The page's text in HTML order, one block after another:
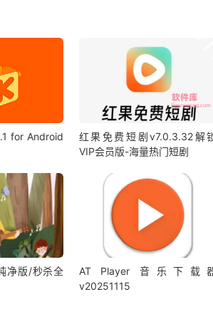
for Android
红果免费短剧v7.0.3.32解
VIP会员版-海量热门短剧
净版/秒杀全
AT Player 音乐下载
v20251115